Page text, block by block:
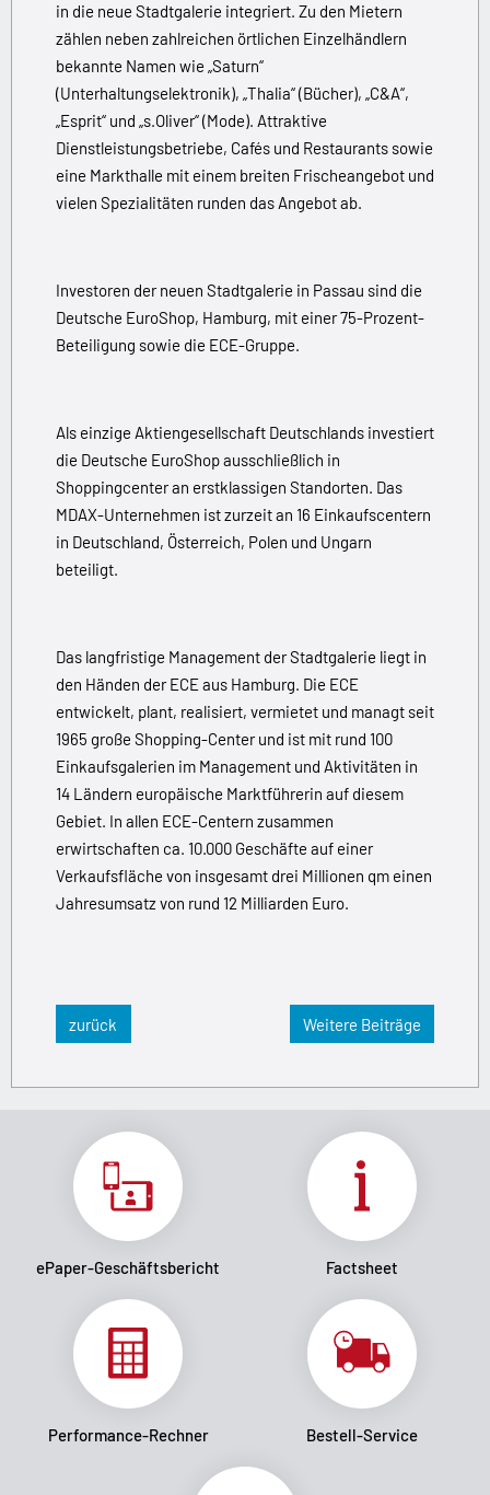
in die neue Stadtgalerie integriert. Zu den Mietern
zählen neben zahlreichen örtlichen Einzelhändlern
bekannte Namen wie „Saturn“
(Unterhaltungselektronik), „Thalia“ (Bücher), „C&A“,
„Esprit“ und „s.Oliver“ (Mode). Attraktive
Dienstleistungsbetriebe, Cafés und Restaurants sowie
eine Markthalle mit einem breiten Frischeangebot und
vielen Spezialitäten runden das Angebot ab.
Investoren der neuen Stadtgalerie in Passau sind die
Deutsche EuroShop, Hamburg, mit einer 75-Prozent-
Beteiligung sowie die ECE-Gruppe.
Als einzige Aktiengesellschaft Deutschlands investiert
die Deutsche EuroShop ausschließlich in
Shoppingcenter an erstklassigen Standorten. Das
MDAX-Unternehmen ist zurzeit an 16 Einkaufscentern
in Deutschland, Österreich, Polen und Ungarn
beteiligt.
Das langfristige Management der Stadtgalerie liegt in
den Händen der ECE aus Hamburg. Die ECE
entwickelt, plant, realisiert, vermietet und managt seit
1965 große Shopping-Center und ist mit rund 100
Einkaufsgalerien im Management und Aktivitäten in
14 Ländern europäische Marktführerin auf diesem
Gebiet. In allen ECE-Centern zusammen
erwirtschaften ca. 10.000 Geschäfte auf einer
Verkaufsfläche von insgesamt drei Millionen qm einen
Jahresumsatz von rund 12 Milliarden Euro.
zurück Weitere Beiträge
ePaper-Geschäftsbericht Factsheet
Performance-Rechner Bestell-Service